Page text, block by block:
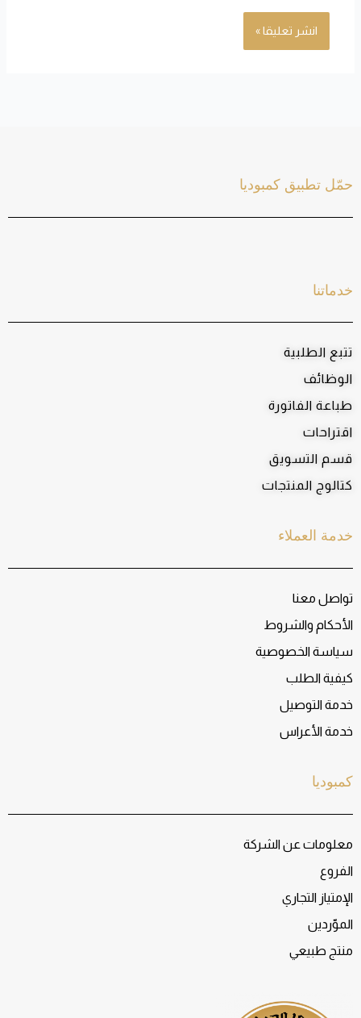
كمبوديا
معلومات عن الشركة
الفروع
الإمتياز التجاري
الموّردين
منتج طبيعي
خدمة العملاء
تواصل معنا
الأحكام والشروط
سياسة الخصوصية
كيفية الطلب
خدمة التوصيل
خدمة الأعراس
خدماتنا
تتبع الطلبية
الوظائف
طباعة الفاتورة
اقتراحات
قسم التسويق
كتالوج المنتجات
حمّل تطبيق كمبوديا